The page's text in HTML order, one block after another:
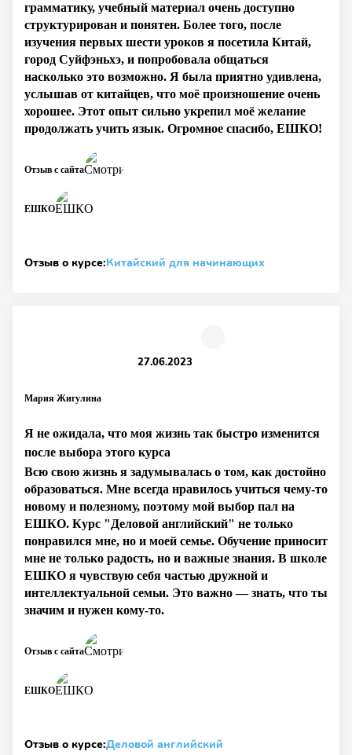
грамматику, учебный материал очень доступно
структурирован и понятен. Более того, после
изучения первых шести уроков я посетила Китай,
город Суйфэньхэ, и попробовала общаться
насколько это возможно. Я была приятно удивлена,
услышав от китайцев, что моё произношение очень
хорошее. Этот опыт сильно укрепил моё желание
продолжать учить язык. Огромное спасибо, ЕШКО!
ЕШКО
Отзыв с сайта
Отзыв о курсе:Китайский для начинающих
Мария Жигулина
27.06.2023
Я не ожидала, что моя жизнь так быстро изменится
после выбора этого курса
Всю свою жизнь я задумывалась о том, как достойно
образоваться. Мне всегда нравилось учиться чему-то
новому и полезному, поэтому мой выбор пал на
ЕШКО. Курс "Деловой английский" не только
понравился мне, но и моей семье. Обучение приносит
мне не только радость, но и важные знания. В школе
ЕШКО я чувствую себя частью дружной и
интеллектуальной семьи. Это важно — знать, что ты
значим и нужен кому-то.
ЕШКО
Отзыв с сайта
Отзыв о курсе:Деловой английский